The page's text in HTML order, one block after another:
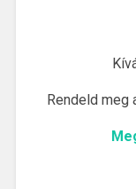
Rendeld meg